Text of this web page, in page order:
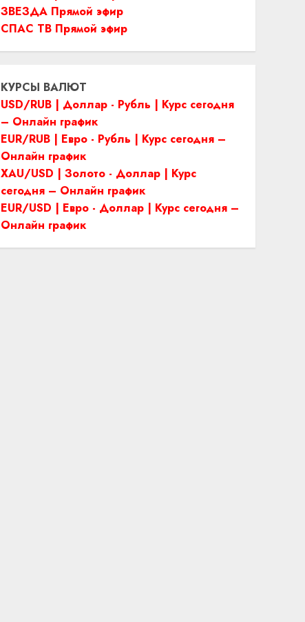
ЗВЕЗДА Прямой эфир
СПАС ТВ Прямой эфир
КУРСЫ ВАЛЮТ
USD/RUB | Доллар - Рубль | Курс сегодня
– Онлайн график
EUR/RUB | Евро - Рубль | Курс сегодня –
Онлайн график
XAU/USD | Золото - Доллар | Курс
сегодня – Онлайн график
EUR/USD | Евро - Доллар | Курс сегодня –
Онлайн график